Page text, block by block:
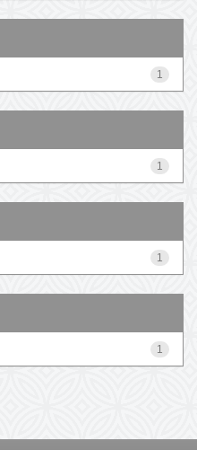
1
1
1
1